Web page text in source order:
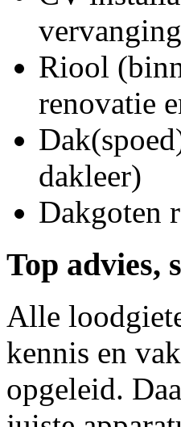
Riool
renovatie
dakleer)
Dakgoten
Top advies,
Alle
kennis en
opgeleid.